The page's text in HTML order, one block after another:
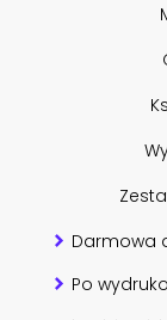
Darmowa
Po